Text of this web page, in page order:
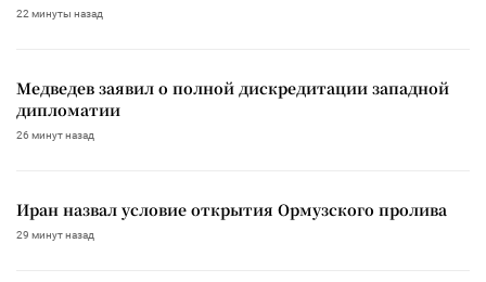
22 минуты назад
Медведев заявил о полной дискредитации западной
дипломатии
26 минут назад
Иран назвал условие открытия Ормузского пролива
29 минут назад